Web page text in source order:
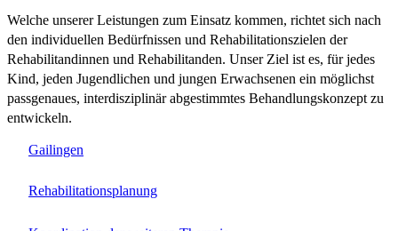
Welche unserer Leistungen zum Einsatz kommen, richtet sich nach
den individuellen Bedürfnissen und Rehabilitationszielen der
Rehabilitandinnen und Rehabilitanden. Unser Ziel ist es, für jedes
Kind, jeden Jugendlichen und jungen Erwachsenen ein möglichst
passgenaues, interdisziplinär abgestimmtes Behandlungskonzept zu
entwickeln.
Gailingen
Rehabilitationsplanung